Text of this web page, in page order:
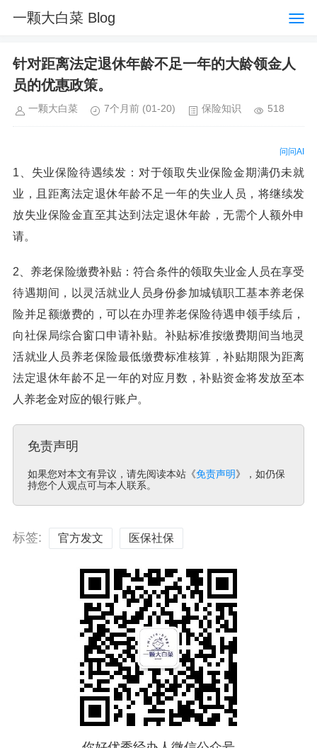
一颗大白菜 Blog
针对距离法定退休年龄不足一年的大龄领金人
员的优惠政策。
一颗大白菜 7个月前 (01-20) 保险知识 518
问问AI
1、失业保险待遇续发：对于领取失业保险金期满仍未就
业，且距离法定退休年龄不足一年的失业人员，将继续发
放失业保险金直至其达到法定退休年龄，无需个人额外申
请。
2、养老保险缴费补贴：符合条件的领取失业金人员在享受
待遇期间，以灵活就业人员身份参加城镇职工基本养老保
险并足额缴费的，可以在办理养老保险待遇申领手续后，
向社保局综合窗口申请补贴。补贴标准按缴费期间当地灵
活就业人员养老保险最低缴费标准核算，补贴期限为距离
法定退休年龄不足一年的对应月数，补贴资金将发放至本
人养老金对应的银行账户。
免责声明
如果您对本文有异议，请先阅读本站《免责声明》，如仍保
持您个人观点可与本人联系。
标签: 官方发文 医保社保